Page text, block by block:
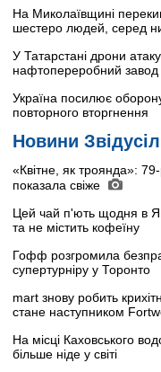
На Миколаївщині
шестеро людей, серед
У Татарстані дрони
нафтопереробний завод
Україна посилює
повторного вторгнення
Новини
«Квітне, як троянда»:
показала свіже
Цей чай п'ють щодня в
та не містить кофеїну
Гофф розгромила
супертурніру у Торонто
mart знову робить
стане наступником
На місці Каховського
більше ніде у світі